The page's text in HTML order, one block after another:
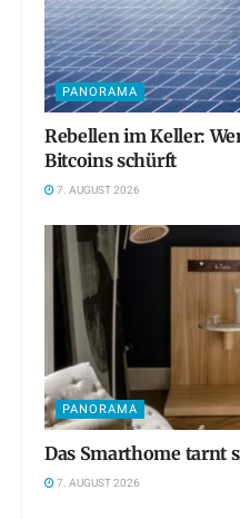
PANORAMA
Rebellen im Keller:
Bitcoins schürft
7. AUGUST 2026
PANORAMA
Das Smarthome tarnt
7. AUGUST 2026